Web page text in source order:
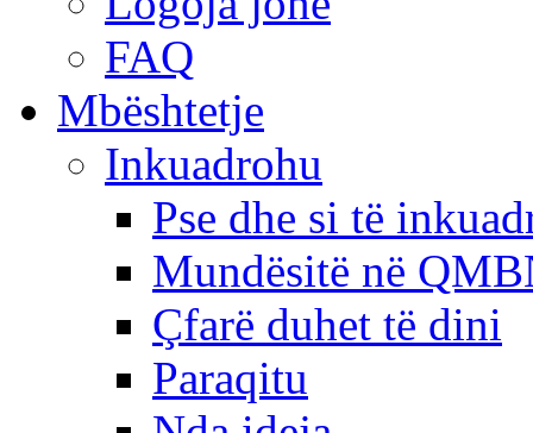
FAQ
Mbështetje
Inkuadrohu
Pse dhe si të
Mundësitë në
Çfarë duhet të dini
Paraqitu